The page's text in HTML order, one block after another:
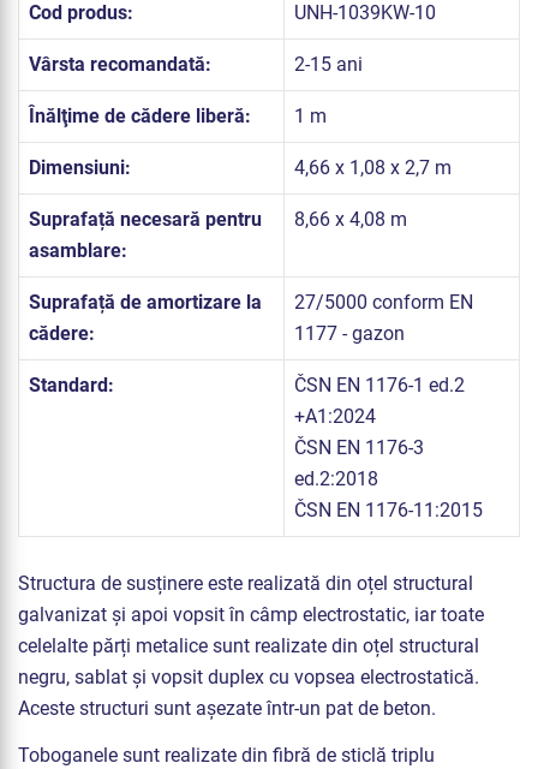
Cod produs: UNH-1039KW-10
Vârsta recomandată: 2-15 ani
Înălţime de cădere liberă: 1 m
Dimensiuni: 4,66 x 1,08 x 2,7 m
Suprafață necesară pentru
asamblare:
8,66 x 4,08 m
Suprafață de amortizare la
cădere:
27/5000 conform EN
1177 - gazon
Standard:
ČSN EN 1176-1 ed.2
+A1:2024
ČSN EN 1176-3
ed.2:2018
ČSN EN 1176-11:2015
Structura de susținere este realizată din oțel structural
galvanizat și apoi vopsit în câmp electrostatic, iar toate
celelalte părți metalice sunt realizate din oțel structural
negru, sablat și vopsit duplex cu vopsea electrostatică.
Aceste structuri sunt așezate într-un pat de beton.
Toboganele sunt realizate din fibră de sticlă triplu